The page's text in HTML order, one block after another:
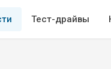
Тест-драйвы